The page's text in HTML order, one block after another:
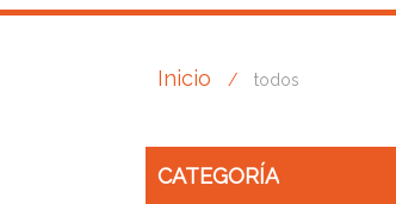
Inicio / todos
CATEGORÍA